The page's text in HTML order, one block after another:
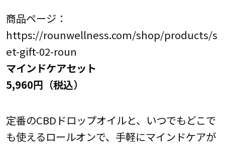
商品ページ：
https://rounwellness.com/shop/products/s
et-gift-02-roun
マインドケアセット
5,960円（税込）
定番のCBDドロップオイルと、いつでもどこで
も使えるロールオンで、手軽にマインドケアが